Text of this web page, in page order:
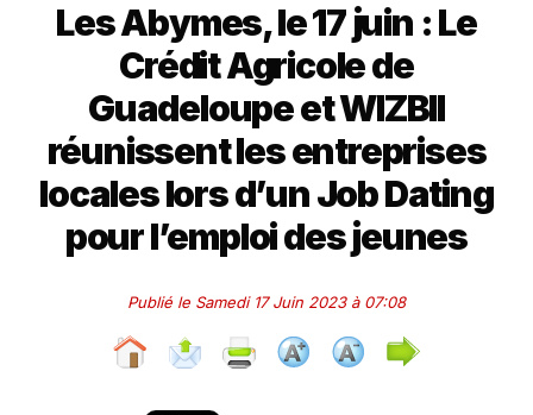
Les Abymes, le 17 juin : Le
Crédit Agricole de
Guadeloupe et WIZBII
réunissent les entreprises
locales lors d’un Job Dating
pour l’emploi des jeunes
Publié le Samedi 17 Juin 2023 à 07:08